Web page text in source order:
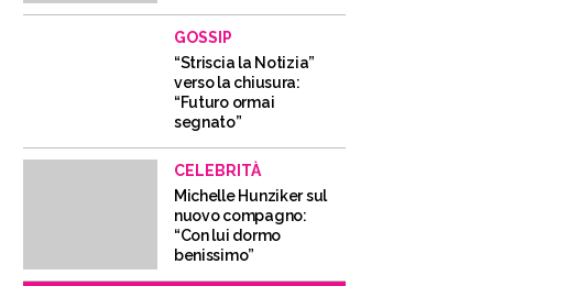
GOSSIP
“Striscia la Notizia”
verso la chiusura:
“Futuro ormai
segnato”
CELEBRITÀ
Michelle Hunziker sul
nuovo compagno:
“Con lui dormo
benissimo”